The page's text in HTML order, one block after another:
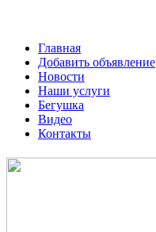
Главная
Добавить объявление
Новости
Наши услуги
Бегушка
Видео
Контакты